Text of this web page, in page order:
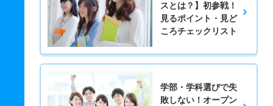
スとは？】初参戦！
見るポイント・見ど
ころチェックリスト
学部・学科選びで失
敗しない！オープン